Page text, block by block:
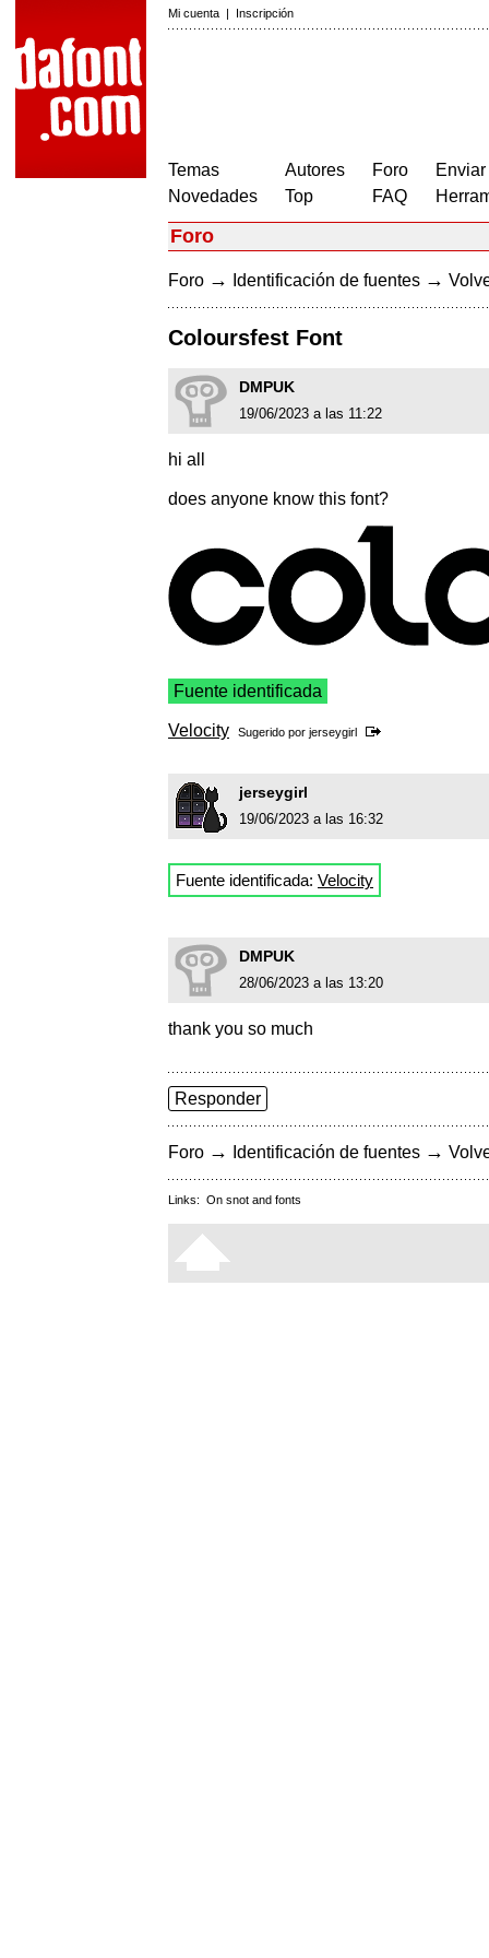
Mi cuenta | Inscripción
Temas
Novedades
Autores
Top
Foro
FAQ
Foro
Foro → Identificación de fuentes →
Coloursfest Font
DMPUK
19/06/2023 a las 11:22
hi all
does anyone know this font?
Fuente identificada
Velocity Sugerido por jerseygirl
jerseygirl
19/06/2023 a las 16:32
Fuente identificada: Velocity
DMPUK
28/06/2023 a las 13:20
thank you so much
Responder
Foro → Identificación de fuentes →
Links: On snot and fonts